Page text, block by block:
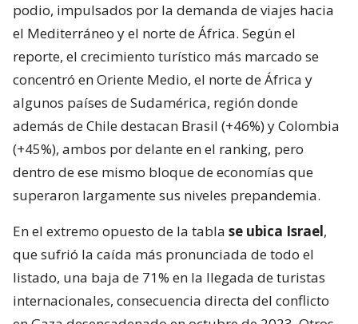
podio, impulsados por la demanda de viajes hacia
el Mediterráneo y el norte de África. Según el
reporte, el crecimiento turístico más marcado se
concentró en Oriente Medio, el norte de África y
algunos países de Sudamérica, región donde
además de Chile destacan Brasil (+46%) y Colombia
(+45%), ambos por delante en el ranking, pero
dentro de ese mismo bloque de economías que
superaron largamente sus niveles prepandemia.
En el extremo opuesto de la tabla se ubica Israel,
que sufrió la caída más pronunciada de todo el
listado, una baja de 71% en la llegada de turistas
internacionales, consecuencia directa del conflicto